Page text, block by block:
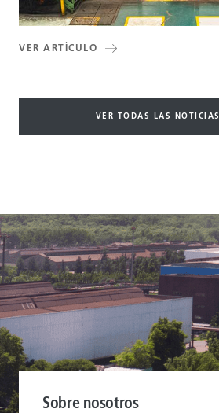
VER ARTÍCULO
VER TODAS LAS NOTICIAS
Sobre nosotros